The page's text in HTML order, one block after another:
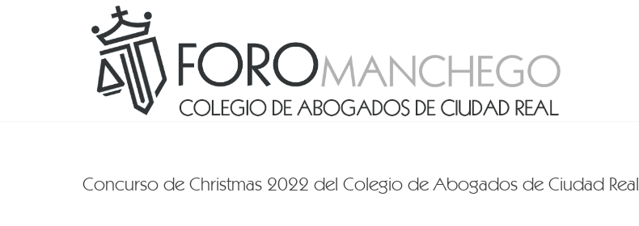
Concurso de Christmas 2022 del Colegio de Abogados de Ciudad Real